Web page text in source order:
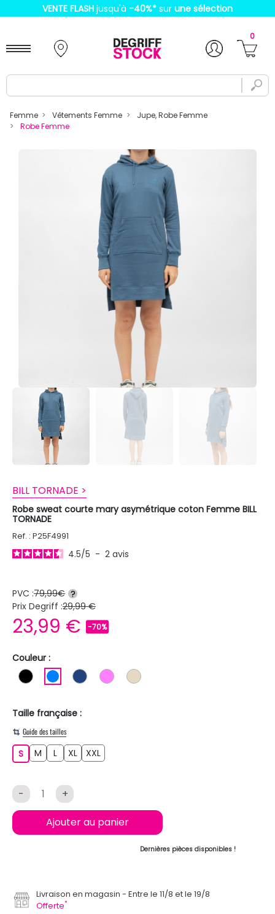
VENTE FLASH jusqu'à -40%* sur une sélection
0
Femme Vêtements Femme
Jupe, Robe Femme
Robe Femme
BILL TORNADE >
Robe sweat courte mary asymétrique coton Femme BILL
TORNADE
Ref. : P25F4991
4.5/5 - 2 avis
PVC :79,99€ ?
Prix Degriff :29,99 €
23,99 € -70%
Couleur :
NOIR BLEU BLEU FONCE
ROSE BEIGE
Taille française :
Guide des tailles
SS M L XL XXL
- +
Ajouter au panier
Dernières pièces disponibles !
Livraison en magasin
Entre le 11/8 et le 19/8
Offerte*